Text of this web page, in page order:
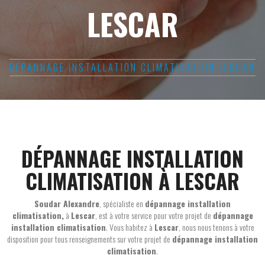
LESCAR
DÉPANNAGE INSTALLATION CLIMATISATION LESCAR
DÉPANNAGE INSTALLATION
CLIMATISATION À LESCAR
Soudar Alexandre , spécialiste en dépannage installation
climatisation,à Lescar, est à votre service pour votre projet de dépannage
installation climatisation. Vous habitez à Lescar, nous nous tenons à votre
disposition pour tous renseignements sur votre projet de dépannage installation
climatisation.